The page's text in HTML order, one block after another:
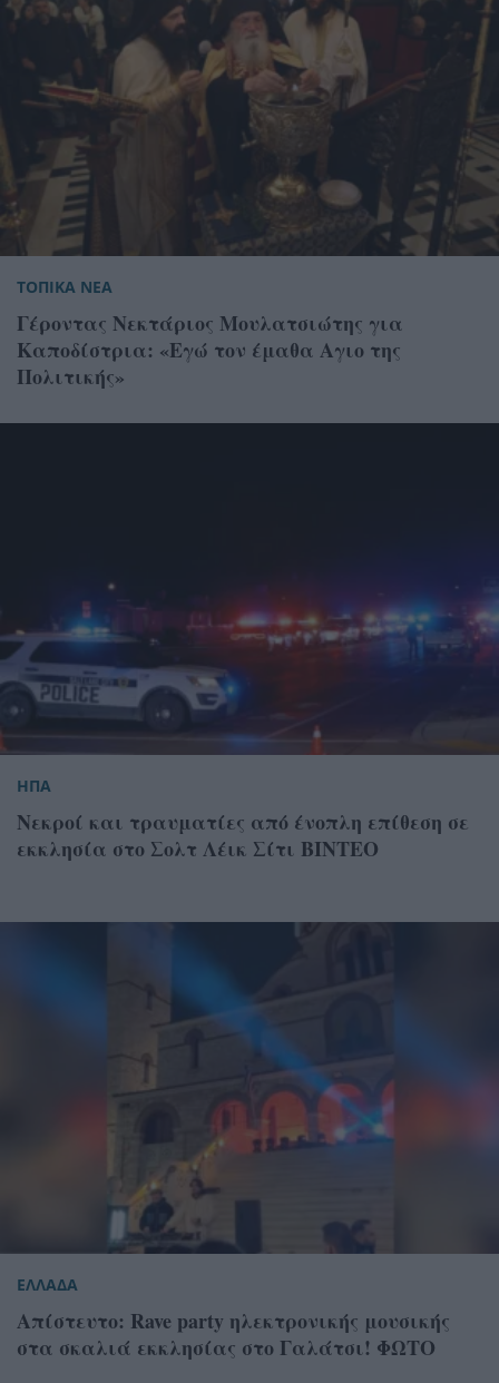
ΤΟΠΙΚΑ ΝΕΑ
Γέροντας Νεκτάριος Μουλατσιώτης για
Καποδίστρια: «Εγώ τον έμαθα Αγιο της
Πολιτικής»
ΗΠΑ
Νεκροί και τραυματίες από ένοπλη επίθεση σε
εκκλησία στο Σολτ Λέικ Σίτι ΒΙΝΤΕΟ
ΕΛΛΑΔΑ
Απίστευτο: Rave party ηλεκτρονικής μουσικής
στα σκαλιά εκκλησίας στο Γαλάτσι! ΦΩΤΟ